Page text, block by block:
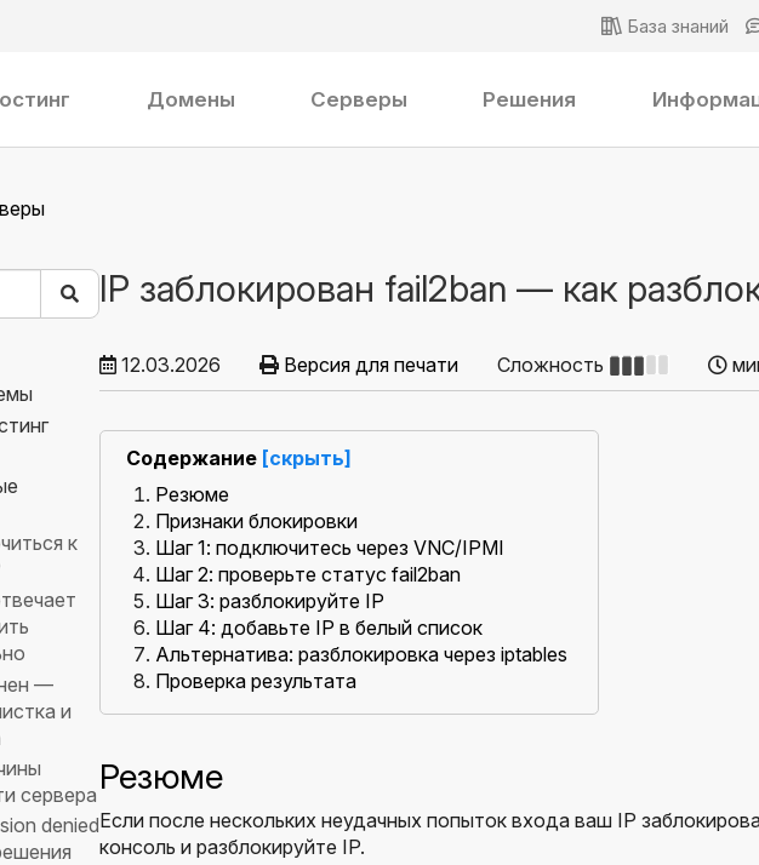
База знаний
Домены Серверы Решения
к
—
и
сервера
denied
IP заблокирован fail2ban — как
12.03.2026 Версия для печати Сложность
Содержание [скрыть]
Резюме
Признаки блокировки
Шаг 1: подключитесь через VNC/IPMI
Шаг 2: проверьте статус fail2ban
Шаг 3: разблокируйте IP
Шаг 4: добавьте IP в белый список
Альтернатива: разблокировка через iptables
Проверка результата
Резюме
Если после нескольких неудачных попыток входа ваш IP
консоль и разблокируйте IP.